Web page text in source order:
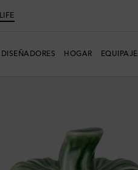
LIFE
DISEÑADORES HOGAR EQUIPAJE